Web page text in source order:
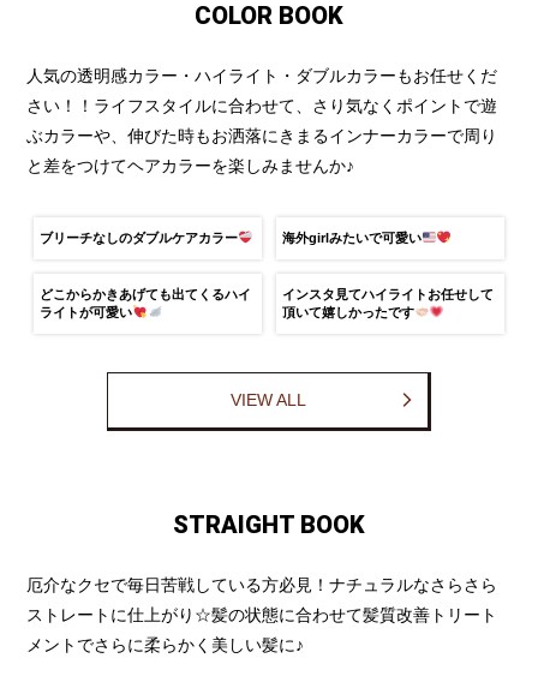
COLOR BOOK
人気の透明感カラー・ハイライト・ダブルカラーもお任せくだ
さい！！ライフスタイルに合わせて、さり気なくポイントで遊
ぶカラーや、伸びた時もお洒落にきまるインナーカラーで周り
と差をつけてヘアカラーを楽しみませんか♪
ブリーチなしのダブルケアカラー 海外girlみたいで可愛い
どこからかきあげても出てくるハイ
ライトが可愛い
インスタ見てハイライトお任せして
頂いて嬉しかったです
VIEW ALL
STRAIGHT BOOK
厄介なクセで毎日苦戦している方必見！ナチュラルなさらさら
ストレートに仕上がり☆髪の状態に合わせて髪質改善トリート
メントでさらに柔らかく美しい髪に♪